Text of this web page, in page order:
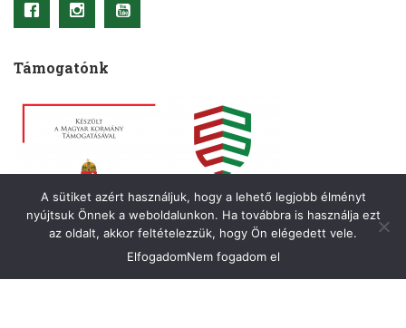
Támogatónk
A sütiket azért használjuk, hogy a lehető legjobb élményt
nyújtsuk Önnek a weboldalunkon. Ha továbbra is használja ezt
az oldalt, akkor feltételezzük, hogy Ön elégedett vele.
ElfogadomNem fogadom el